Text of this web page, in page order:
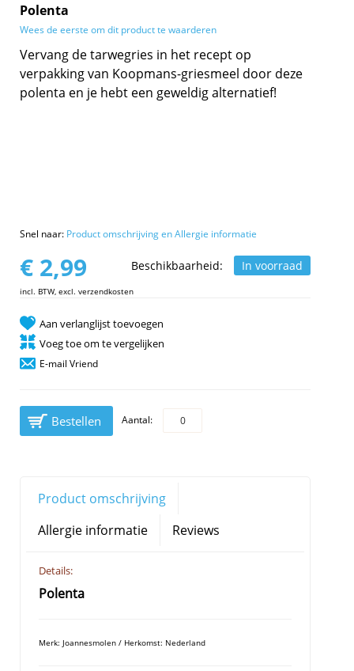
Polenta
Wees de eerste om dit product te waarderen
Vervang de tarwegries in het recept op
verpakking van Koopmans-griesmeel door deze
polenta en je hebt een geweldig alternatief!
Snel naar: Product omschrijving en Allergie informatie
Beschikbaarheid: In voorraad
€ 2,99
incl. BTW, excl. verzendkosten
Aan verlanglijst toevoegen
Voeg toe om te vergelijken
E-mail Vriend
Bestellen Aantal:
Product omschrijving
Allergie informatie
Reviews
Details:
Polenta
Merk: Joannesmolen / Herkomst: Nederland